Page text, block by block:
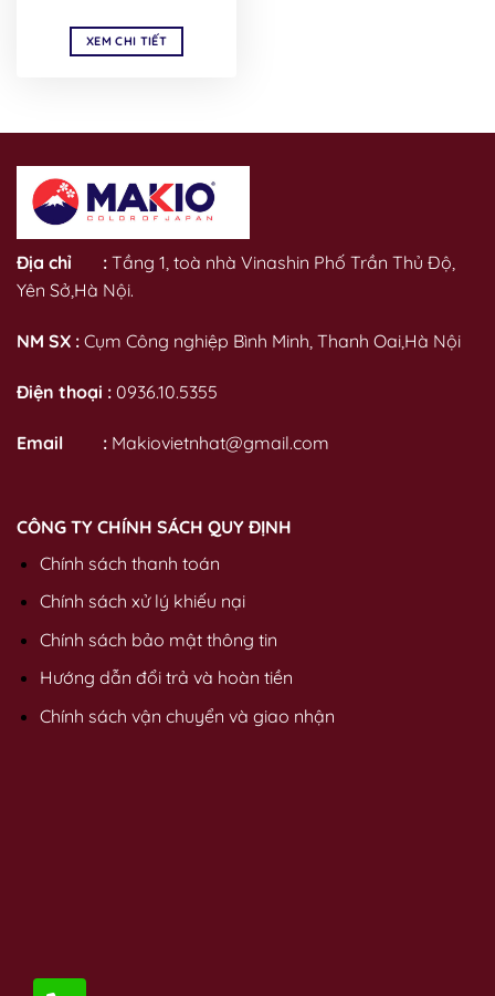
XEM CHI TIẾT
Địa chỉ : Tầng 1, toà nhà Vinashin Phố Trần Thủ Độ,
Yên Sở,Hà Nội.
NM SX : Cụm Công nghiệp Bình Minh, Thanh Oai,Hà Nội
Điện thoại : 0936.10.5355
Email : Makiovietnhat@gmail.com
CÔNG TY CHÍNH SÁCH QUY ĐỊNH
Chính sách thanh toán
Chính sách xử lý khiếu nại
Chính sách bảo mật thông tin
Hướng dẫn đổi trả và hoàn tiền
Chính sách vận chuyển và giao nhận